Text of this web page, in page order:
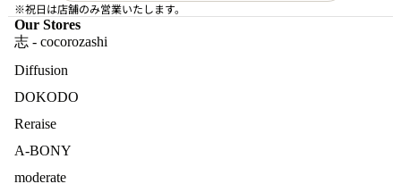
※祝日は店舗のみ営業いたします。
Our Stores
志 - cocorozashi
Diffusion
DOKODO
Reraise
A-BONY
moderate